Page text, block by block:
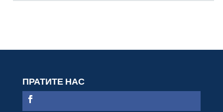
ПРАТИТЕ НАС